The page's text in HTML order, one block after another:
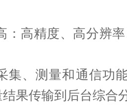
：高精度、高分辨
集、测量和通信功
果传输到后台综合